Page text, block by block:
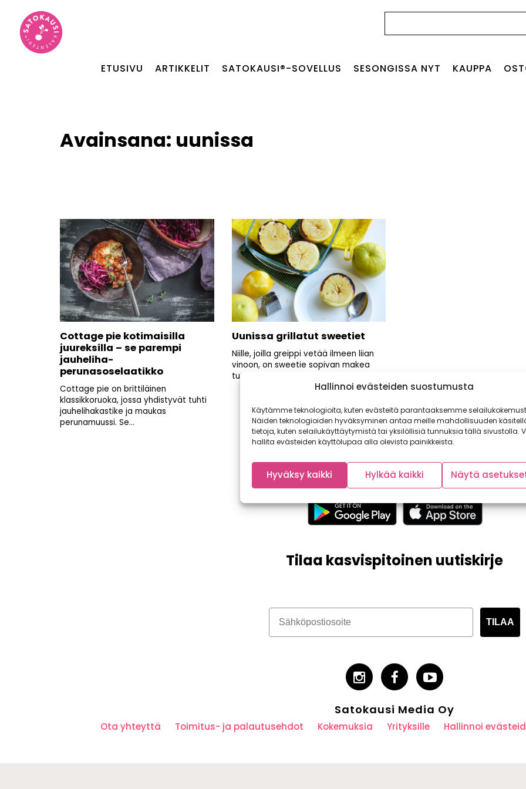
Hallinnoi evästeiden suostumusta
Käytämme teknologioita, kuten evästeitä parantaaksemme
Näiden teknologioiden hyväksyminen antaa meille mahdollisuuden
tietoja, kuten selailukäyttäytymistä tai yksilöllisiä tunnuksia tällä sivustolla.
hallita evästeiden käyttölupaa alla olevista painikkeista.
Hyväksy kaikki Hylkää kaikki Näytä
ETUSIVU ARTIKKELIT SATOKAUSI®-SOVELLUS SESONGISSA NYT KAUPPA
Avainsana: uunissa
Cottage pie kotimaisilla
juureksilla – se parempi
jauheliha-
perunasoselaatikko
Cottage pie on brittiläinen
klassikkoruoka, jossa yhdistyvät tuhti
jauhelihakastike ja maukas
perunamuussi. Se...
Uunissa grillatut sweetiet
Niille, joilla greippi vetää ilmeen liian
vinoon, on sweetie sopivan makea
tuttavuus. Lämpimät, uunissa...
Tilaa kasvispitoinen uutiskirje
TILAA
Satokausi Media Oy
Ota yhteyttä Toimitus- ja palautusehdot Kokemuksia Yrityksille Hallinnoi